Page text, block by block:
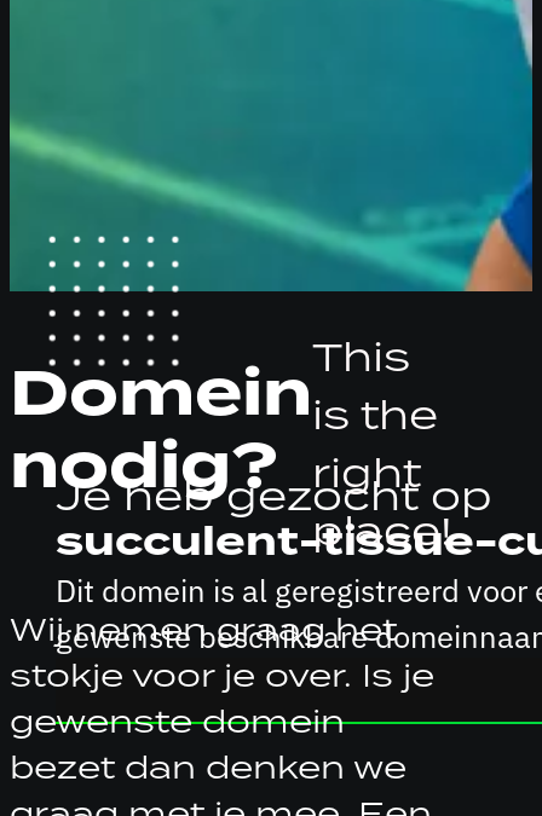
Domein
nodig?
This
is the
right
place!
Wij nemen graag het
stokje voor je over. Is je
gewenste domein
bezet dan denken we
Je heb gezocht op
succulent-tissue-
Dit domein is al geregistreerd
gewenste beschikbare